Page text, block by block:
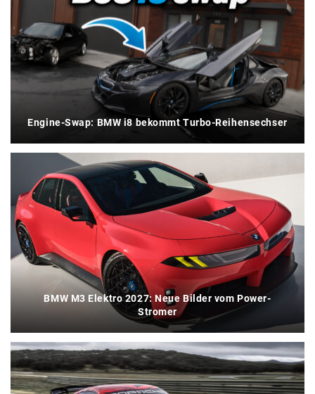
Engine-Swap: BMW i8 bekommt Turbo-Reihensechser
BMW M3 Elektro 2027: Neue Bilder vom Power-
Stromer